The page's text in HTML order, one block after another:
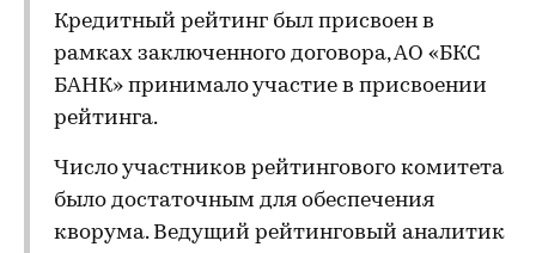
Кредитный рейтинг был присвоен в
рамках заключенного договора, АО «БКС
БАНК» принимало участие в присвоении
рейтинга.
Число участников рейтингового комитета
было достаточным для обеспечения
кворума. Ведущий рейтинговый аналитик